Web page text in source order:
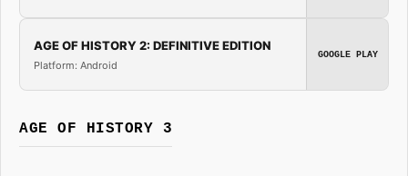
AGE OF HISTORY 2: DEFINITIVE EDITION
Platform: Android
GOOGLE PLAY
AGE OF HISTORY 3